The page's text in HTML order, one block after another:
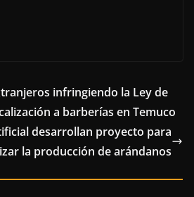
infringiendo la Ley de
a barberías en Temuco
desarrollan proyecto para
la producción de arándanos